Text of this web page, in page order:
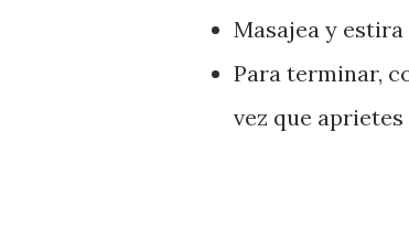
Masajea y
Para terminar,
vez que